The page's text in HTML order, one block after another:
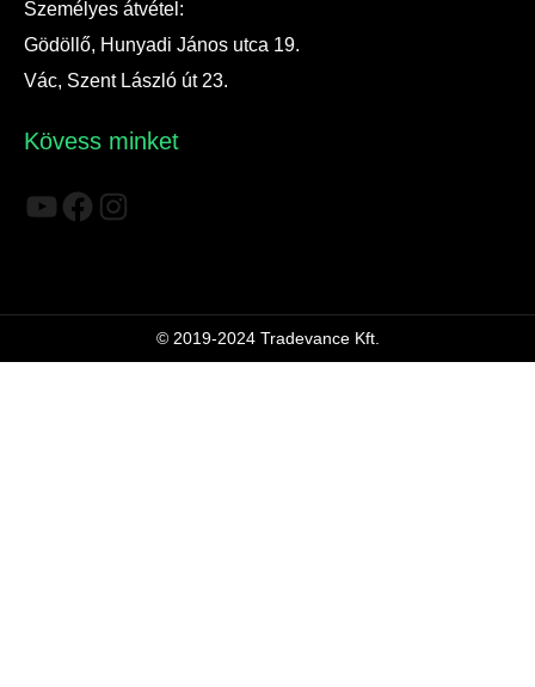
Személyes átvétel:
Gödöllő, Hunyadi János utca 19.
Vác, Szent László út 23.
Kövess minket
YouTube
Facebook
Instagram
© 2019-2024 Tradevance Kft.